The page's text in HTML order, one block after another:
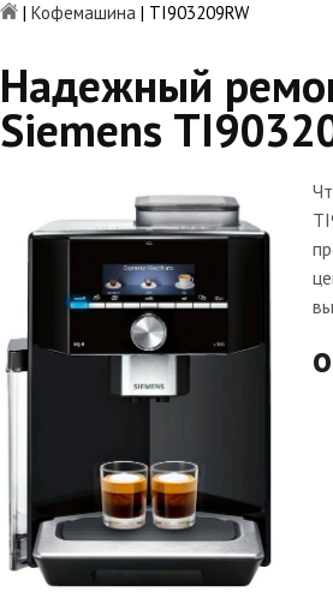
| Кофемашина | TI903209RW
Надежный
Siemens